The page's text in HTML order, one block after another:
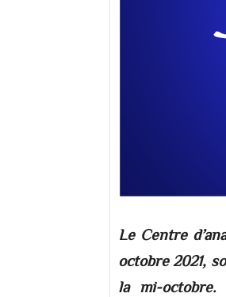
Le Centre
octobre 2021,
la mi-octobre.